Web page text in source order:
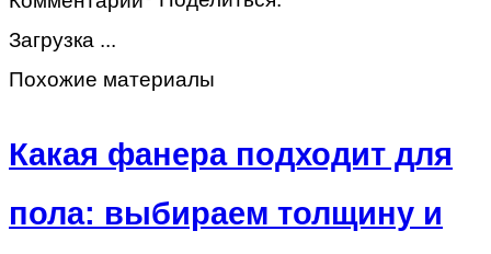
Загрузка ...
Похожие материалы
Какая фанера подходит для
пола: выбираем толщину и